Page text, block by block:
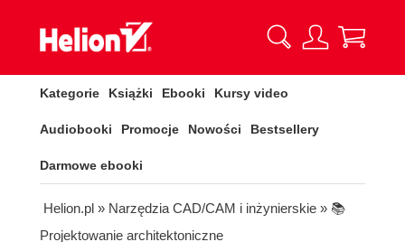
Kategorie Książki Ebooki Kursy video
Audiobooki Promocje Nowości Bestsellery
Darmowe ebooki
Helion.pl » Narzędzia CAD/CAM i inżynierskie » 📚
Projektowanie architektoniczne